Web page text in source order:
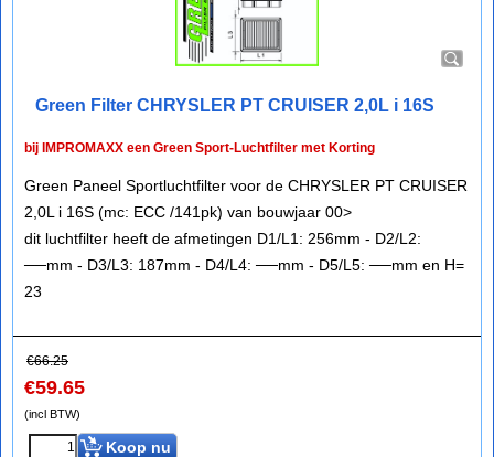
Green Filter CHRYSLER PT CRUISER 2,0L i 16S
bij IMPROMAXX een Green Sport-Luchtfilter met Korting
Green Paneel Sportluchtfilter voor de CHRYSLER PT CRUISER
2,0L i 16S (mc: ECC /141pk) van bouwjaar 00>
dit luchtfilter heeft de afmetingen D1/L1: 256mm - D2/L2:
──mm - D3/L3: 187mm - D4/L4: ──mm - D5/L5: ──mm en H=
23
€66.25
€59.65
(incl BTW)
Koop nu